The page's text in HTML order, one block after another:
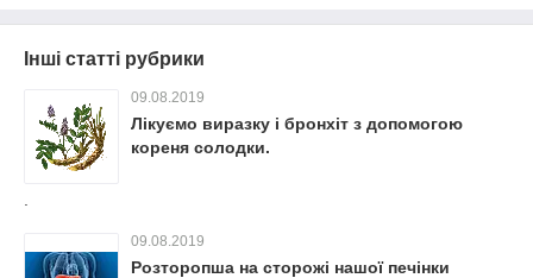
Інші статті рубрики
09.08.2019
Лікуємо виразку і бронхіт з допомогою
кореня солодки.
09.08.2019
Розторопша на сторожі нашої печінки